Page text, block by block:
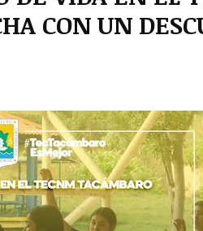
CON UN